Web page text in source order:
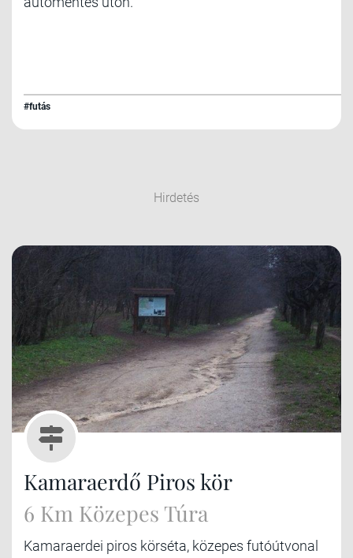
#futás
Hirdetés
Kamaraerdő Piros kör
6 Km Közepes Túra
Kamaraerdei piros körséta, közepes futóútvonal